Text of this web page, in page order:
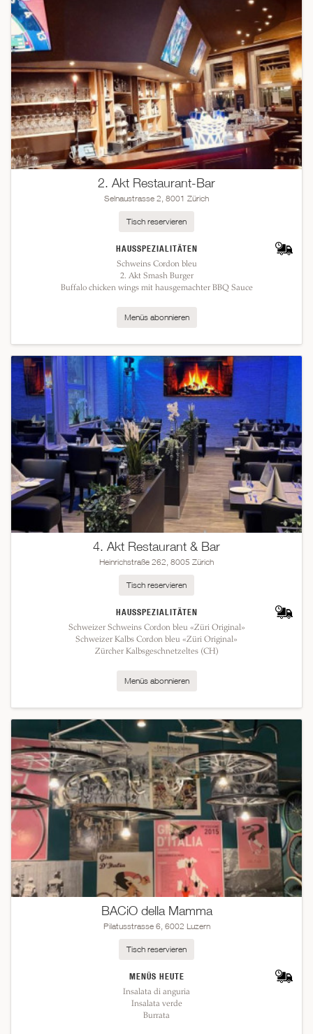
2. Akt Restaurant-Bar
Selnaustrasse 2, 8001 Zürich
HAUSSPEZIALITÄTEN
Schweins Cordon bleu
2. Akt Smash Burger
Buffalo chicken wings mit hausgemachter BBQ Sauce
Menüs abonnieren
Tisch reservieren
4. Akt Restaurant & Bar
Heinrichstraße 262, 8005 Zürich
HAUSSPEZIALITÄTEN
Schweizer Schweins Cordon bleu «Züri Original»
Schweizer Kalbs Cordon bleu «Züri Original»
Zürcher Kalbsgeschnetzeltes (CH)
Menüs abonnieren
Tisch reservieren
BACiO della Mamma
Pilatusstrasse 6, 6002 Luzern
MENÜS HEUTE
Insalata di anguria
Insalata verde
Burrata
Tisch reservieren